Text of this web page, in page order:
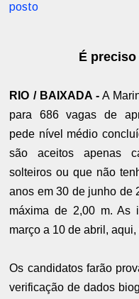
posto
É
RIO / BAIXADA -A
para 686 vagas de
pede nível médio
são aceitos apenas
solteiros ou que não
anos em 30 de junho de
máxima de 2,00 m. As
março a 10 de abril,
Os candidatos farão
verificação de dados